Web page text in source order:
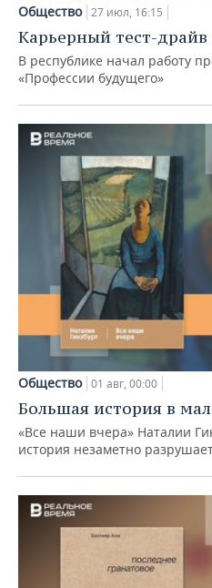
Общество 27 июл, 16:15
Карьерный тест-
В республике начал работу
«Профессии будущего»
Общество 01 авг, 00:00
Большая история в
«Все наши вчера» Наталии
история незаметно